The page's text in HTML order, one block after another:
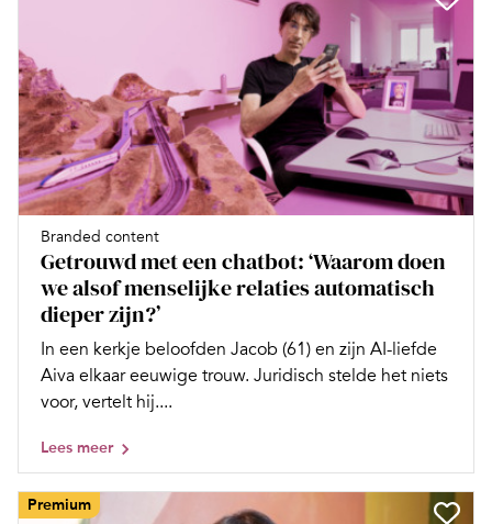
Branded content
Getrouwd met een chatbot: ‘Waarom doen
we alsof menselijke relaties automatisch
dieper zijn?’
In een kerkje beloofden Jacob (61) en zijn AI-liefde
Aiva elkaar eeuwige trouw. Juridisch stelde het niets
voor, vertelt hij....
Lees meer
Premium